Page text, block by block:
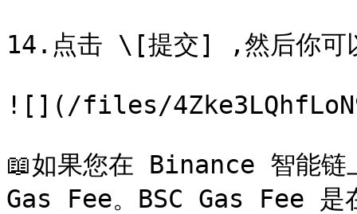
14.点击 \[提交] ,然后你可
![](/files/
📖如果您在 Binance 智能链
Gas Fee。BSC Gas Fee 是